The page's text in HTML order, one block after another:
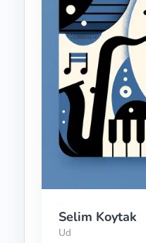
Selim Koytak
Ud